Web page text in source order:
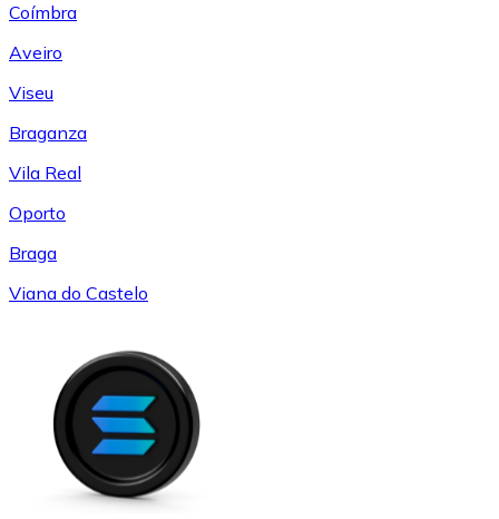
Coímbra
Aveiro
Viseu
Braganza
Vila Real
Oporto
Braga
Viana do Castelo